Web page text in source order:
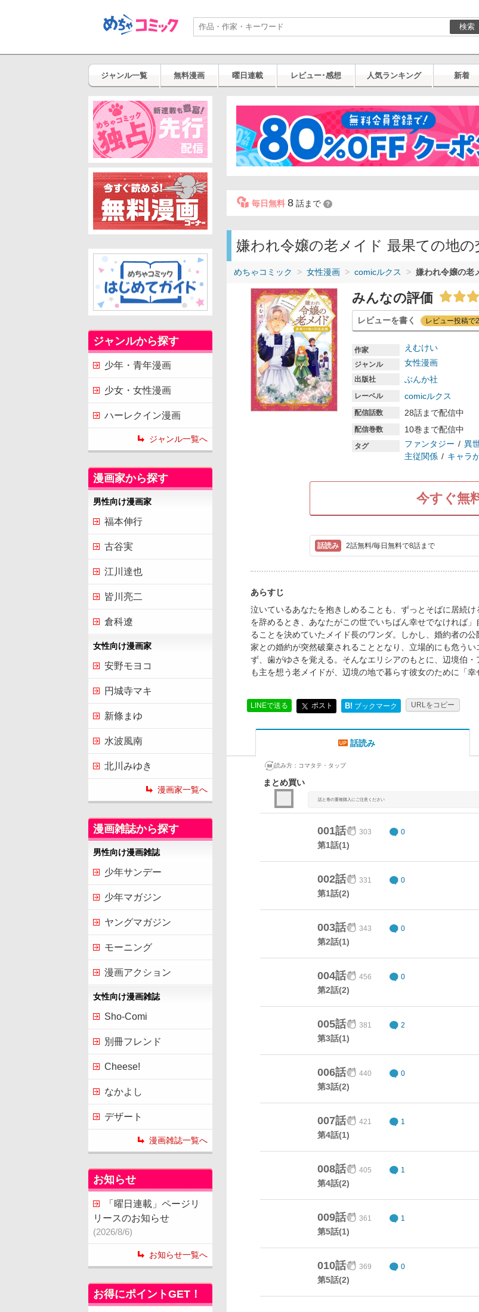
検索
ジャンル一覧 無料漫画 曜日連載 レビュー･感想 人気ランキング 新着
毎日無料 8 話まで ？
嫌われ令嬢の老メイド 最果ての地の
めちゃコミック 女性漫画 comicルクス 嫌われ令嬢の老
みんなの評価
レビューを書く レビュー投稿で
作家 えむけい
ジャンル 女性漫画
出版社 ぶんか社
レーベル comicルクス
配信話数 28話まで配信中
配信巻数 10巻まで配信中
タグ ファンタジー 異
主従関係
キャラ
今すぐ無
2話無料/毎日無料で8話まで
あらすじ
泣いているあなたを抱きしめることも、ずっとそばに居
を辞めるとき、あなたがこの世でいちばん幸せでなければ
ることを決めていたメイド長のワンダ。しかし、婚約者の
家との婚約が突然破棄されることとなり、立場的にも危う
ず、歯がゆさを覚える。そんなエリシアのもとに、辺境伯
も主を想う老メイドが、辺境の地で暮らす彼女のために「幸
LINEで送る ポスト B! ブックマーク URLをコピー
話読み
読み方： コマタテ・タップ
まとめ買い
話と巻の重複購入にご注意ください
001話 303 0
第1話(1)
002話 331 0
第1話(2)
003話 343 0
第2話(1)
004話 456 0
第2話(2)
005話 381 2
第3話(1)
006話 440 0
第3話(2)
007話 421 1
第4話(1)
008話 405 1
第4話(2)
009話 361 1
第5話(1)
010話 369 0
第5話(2)
ジャンルから探す
少年・青年漫画
少女・女性漫画
ハーレクイン漫画
ジャンル一覧へ
漫画家から探す
男性向け漫画家
福本伸行
古谷実
江川達也
皆川亮二
倉科遼
女性向け漫画家
安野モヨコ
円城寺マキ
新條まゆ
水波風南
北川みゆき
漫画家一覧へ
漫画雑誌から探す
男性向け漫画雑誌
少年サンデー
少年マガジン
ヤングマガジン
モーニング
漫画アクション
女性向け漫画雑誌
Sho-Comi
別冊フレンド
Cheese!
なかよし
デザート
漫画雑誌一覧へ
お知らせ
「曜日連載」ページリ
リースのお知らせ
(2026/8/6)
お知らせ一覧へ
お得にポイントGET！